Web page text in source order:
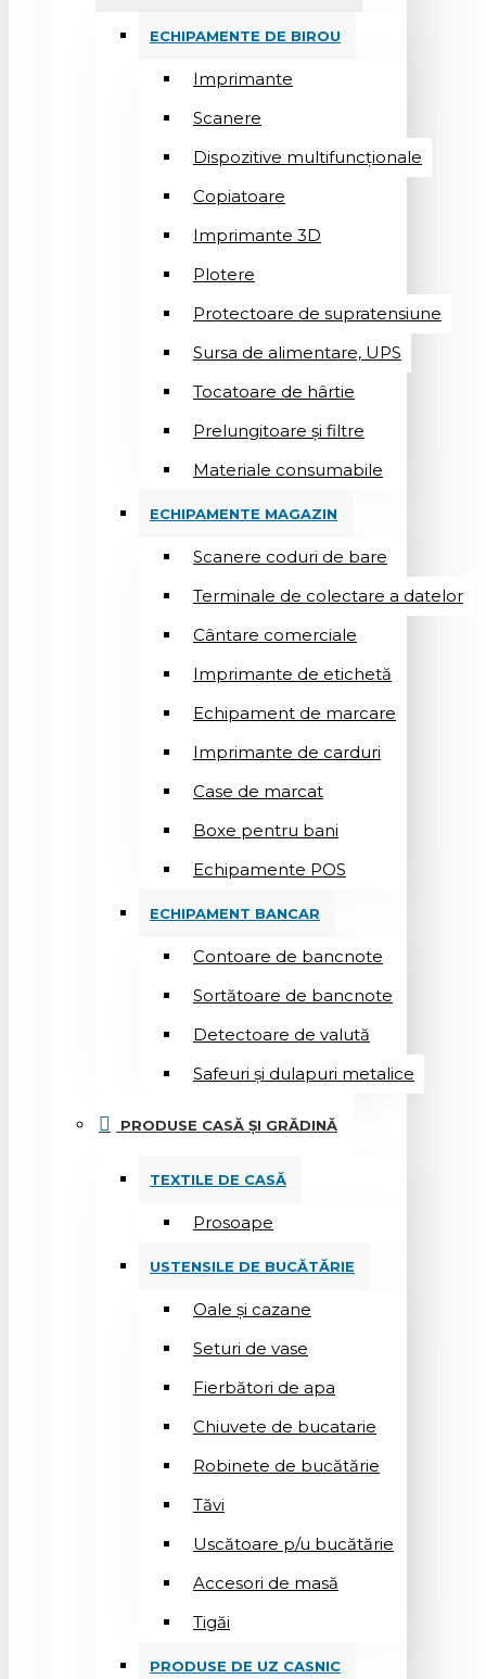
ECHIPAMENTE DE BIROU
Imprimante
Scanere
Dispozitive multifuncționale
Copiatoare
Imprimante 3D
Plotere
Protectoare de supratensiune
Sursa de alimentare, UPS
Tocatoare de hârtie
Prelungitoare și filtre
Materiale consumabile
ECHIPAMENTE MAGAZIN
Scanere coduri de bare
Terminale de colectare a datelor
Cântare comerciale
Imprimante de etichetă
Echipament de marcare
Imprimante de carduri
Case de marcat
Boxe pentru bani
Echipamente POS
ECHIPAMENT BANCAR
Contoare de bancnote
Sortătoare de bancnote
Detectoare de valută
Safeuri și dulapuri metalice
PRODUSE CASĂ ȘI GRĂDINĂ
TEXTILE DE CASĂ
Prosoape
USTENSILE DE BUCĂTĂRIE
Oale și cazane
Seturi de vase
Fierbători de apa
Chiuvete de bucatarie
Robinete de bucătărie
Tăvi
Uscătoare p/u bucătărie
Accesori de masă
Tigăi
PRODUSE DE UZ CASNIC